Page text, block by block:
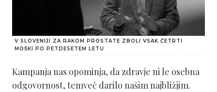
V SLOVENIJI ZA RAKOM PROSTATE ZBOLI VSAK ČETRTI
MOŠKI PO PETDESETEM LETU
Kampanja nas opominja, da zdravje ni le osebna
odgovornost, temveč darilo našim najbližjim.